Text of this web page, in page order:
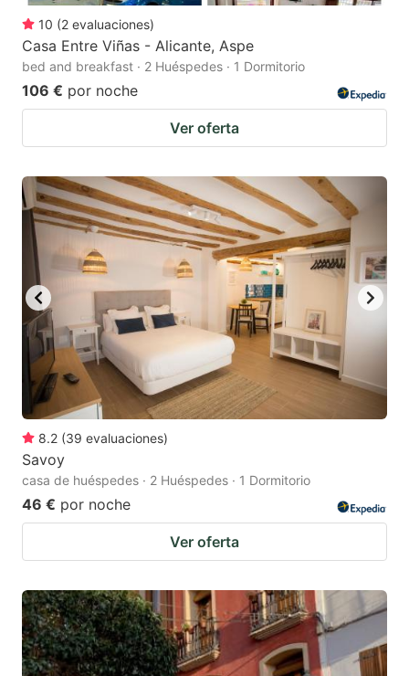
10 (2 evaluaciones)
Casa Entre Viñas - Alicante, Aspe
bed and breakfast · 2 Huéspedes · 1 Dormitorio
106 € por noche
Ver oferta
8.2 (39 evaluaciones)
Savoy
casa de huéspedes · 2 Huéspedes · 1 Dormitorio
46 € por noche
Ver oferta